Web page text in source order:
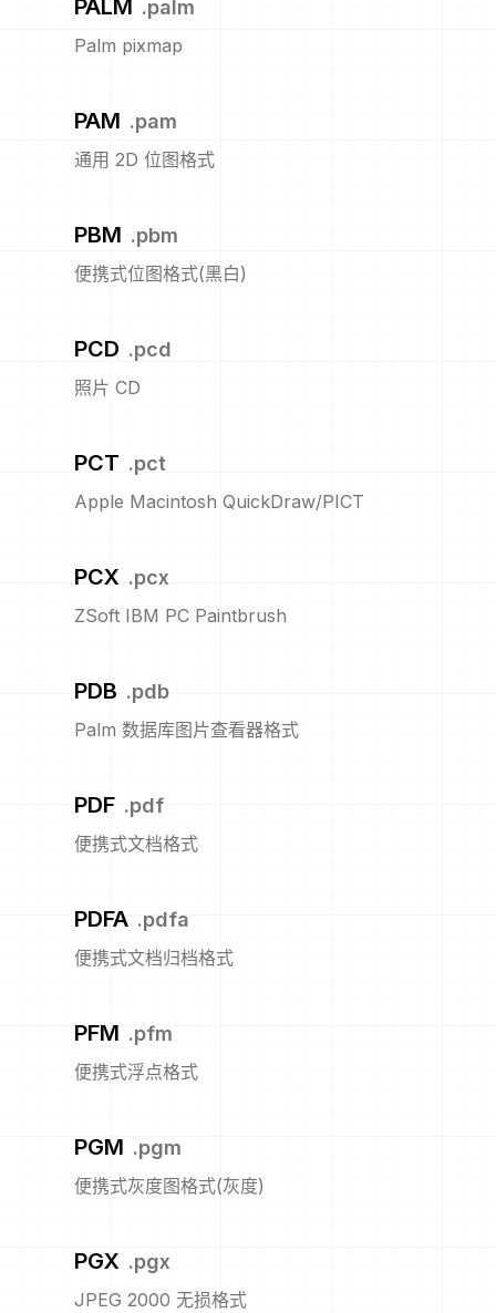
PALM .palm
Palm pixmap
PAM .pam
通用 2D 位图格式
PBM .pbm
便携式位图格式(黑白)
PCD .pcd
照片 CD
PCT .pct
Apple Macintosh QuickDraw/PICT
PCX .pcx
ZSoft IBM PC Paintbrush
PDB .pdb
Palm 数据库图片查看器格式
PDF .pdf
便携式文档格式
PDFA .pdfa
便携式文档归档格式
PFM .pfm
便携式浮点格式
PGM .pgm
便携式灰度图格式(灰度)
PGX .pgx
JPEG 2000 无损格式